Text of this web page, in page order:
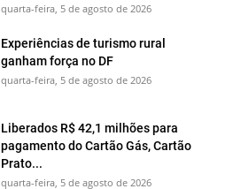
quarta-feira, 5 de agosto de 2026
Experiências de turismo rural
ganham força no DF
quarta-feira, 5 de agosto de 2026
Liberados R$ 42,1 milhões para
pagamento do Cartão Gás, Cartão
Prato...
quarta-feira, 5 de agosto de 2026